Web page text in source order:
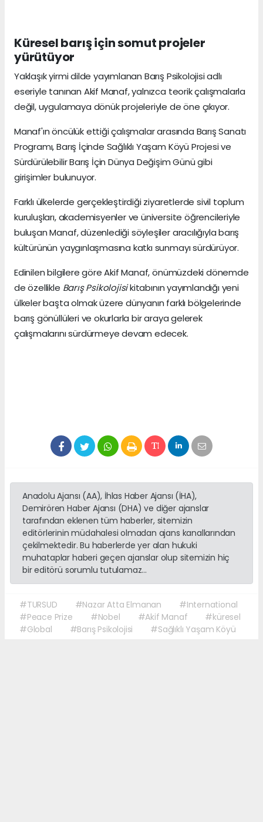
Küresel barış için somut projeler
yürütüyor
Yaklaşık yirmi dilde yayımlanan Barış Psikolojisi adlı
eseriyle tanınan Akif Manaf, yalnızca teorik çalışmalarla
değil, uygulamaya dönük projeleriyle de öne çıkıyor.
Manaf'ın öncülük ettiği çalışmalar arasında Barış Sanatı
Programı, Barış İçinde Sağlıklı Yaşam Köyü Projesi ve
Sürdürülebilir Barış İçin Dünya Değişim Günü gibi
girişimler bulunuyor.
Farklı ülkelerde gerçekleştirdiği ziyaretlerde sivil toplum
kuruluşları, akademisyenler ve üniversite öğrencileriyle
buluşan Manaf, düzenlediği söyleşiler aracılığıyla barış
kültürünün yaygınlaşmasına katkı sunmayı sürdürüyor.
Edinilen bilgilere göre Akif Manaf, önümüzdeki dönemde
de özellikle Barış Psikolojisikitabının yayımlandığı yeni
ülkeler başta olmak üzere dünyanın farklı bölgelerinde
barış gönüllüleri ve okurlarla bir araya gelerek
çalışmalarını sürdürmeye devam edecek.
Anadolu Ajansı (AA), İhlas Haber Ajansı (İHA),
Demirören Haber Ajansı (DHA) ve diğer ajanslar
tarafından eklenen tüm haberler, sitemizin
editörlerinin müdahalesi olmadan ajans kanallarından
çekilmektedir. Bu haberlerde yer alan hukuki
muhataplar haberi geçen ajanslar olup sitemizin hiç
bir editörü sorumlu tutulamaz...
#TURSUD #Nazar Atta Elmanan
#International
#Peace Prize
#Nobel #Akif Manaf
#küresel
#Global
#Barış Psikolojisi #Sağlıklı Yaşam Köyü